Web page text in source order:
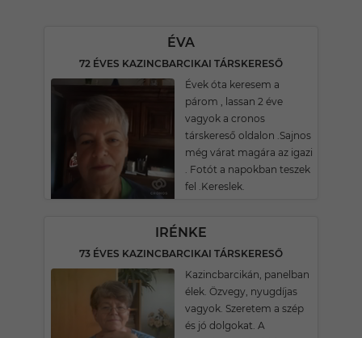
ÉVA
72 ÉVES KAZINCBARCIKAI TÁRSKERESŐ
Évek óta keresem a
párom , lassan 2 éve
vagyok a cronos
társkereső oldalon .Sajnos
még várat magára az igazi
. Fotót a napokban teszek
fel .Kereslek.
IRÉNKE
73 ÉVES KAZINCBARCIKAI TÁRSKERESŐ
Kazincbarcikán, panelban
élek. Özvegy, nyugdíjas
vagyok. Szeretem a szép
és jó dolgokat. A